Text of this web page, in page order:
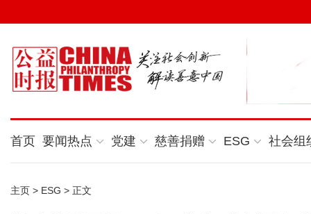
首页 要闻热点 党建 慈善捐赠 ESG 社会组
主页 > ESG > 正文